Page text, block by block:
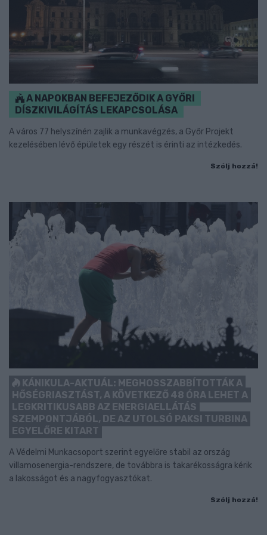
A NAPOKBAN BEFEJEZŐDIK A GYŐRI
DÍSZKIVILÁGÍTÁS LEKAPCSOLÁSA
A város 77 helyszínén zajlik a munkavégzés, a Győr Projekt
kezelésében lévő épületek egy részét is érinti az intézkedés.
Szólj hozzá!
KÁNIKULA-AKTUÁL: MEGHOSSZABBÍTOTTÁK A
HŐSÉGRIASZTÁST, A KÖVETKEZŐ 48 ÓRA LEHET A
LEGKRITIKUSABB AZ ENERGIAELLÁTÁS
SZEMPONTJÁBÓL, DE AZ UTOLSÓ PAKSI TURBINA
EGYELŐRE KITART
A Védelmi Munkacsoport szerint egyelőre stabil az ország
villamosenergia-rendszere, de továbbra is takarékosságra kérik
a lakosságot és a nagyfogyasztókat.
Szólj hozzá!